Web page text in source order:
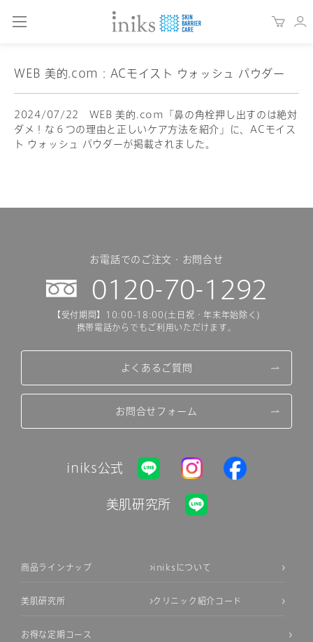
WEB 美的.com：ACモイスト ウォッシュ パウダー
2024/07/22 WEB 美的.com「鼻の角栓押し出すのは絶対
ダメ！な６つの理由と正しいケア方法を紹介」に、ACモイス
ト ウォッシュ パウダーが掲載されました。
お電話でのご注文・お問合せ
0120-70-1292
【受付期間】10:00-18:00(土日祝・年末年始除く)
携帯電話からでもご利用いただけます。
よくあるご質問
お問合せフォーム
iniks公式
美肌研究所
商品ラインナップ iniksについて
美肌研究所 クリニック紹介コード
お得な定期コース